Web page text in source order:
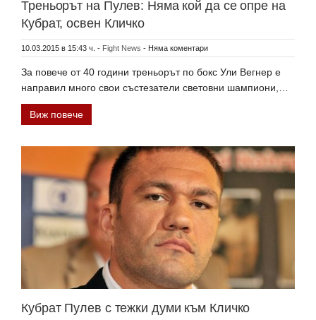
Треньорът на Пулев: Няма кой да се опре на
Кубрат, освен Кличко
10.03.2015 в 15:43 ч. - Fight News - Няма коментари
За повече от 40 години треньорът по бокс Ули Вегнер е
направил много свои състезатели световни шампиони,…
Виж повече
Кубрат Пулев с тежки думи към Кличко